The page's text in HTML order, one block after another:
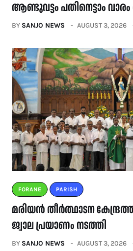
ആണ്ടുവട്ടം പതിനെട്ടാം
BY SANJO NEWS AUGUST 3, 2026
FORANE PARISH
മരിയൻ തീർത്ഥാടന
ജ്വാല പ്രയാണം നടത്തി
BY SANJO NEWS AUGUST 3, 2026